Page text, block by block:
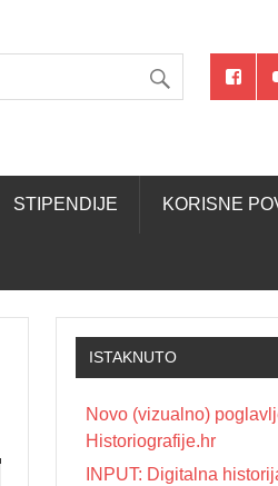
STIPENDIJE KORISNE
ISTAKNUTO
Novo (vizualno)
Historiografije.hr
INPUT: Digitalna